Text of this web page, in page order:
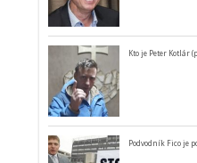
Kto je Peter Kotlár
Podvodník Fico je